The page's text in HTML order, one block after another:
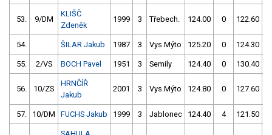
53. 9/DM
KLIŠČ
Zdeněk
1999 3 Třebech. 124.00 0 122.60
54. ŠILAR Jakub 1987 3 Vys.Mýto 125.20 0 124.30
55. 2/VS BOCH Pavel 1951 3 Semily 124.40 0 130.40
56. 10/ZS
HRNČÍŘ
Jakub
2001 3 Vys.Mýto 124.80 0 127.60
57. 10/DM FUCHS Jakub 1999 3 Jablonec 124.40 4 121.50